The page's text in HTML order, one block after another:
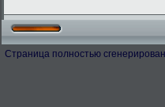
Страница полностью